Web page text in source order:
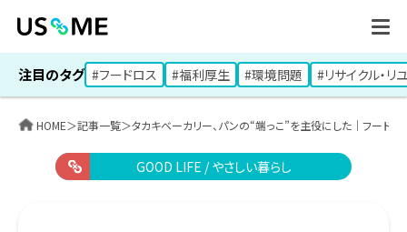
注目のタグ #フードロス #福利厚生 #環境問題 #リサイクル・リ
HOME＞記事一覧＞タカキベーカリー、パンの“端っこ”を主役にした｜フード
GOOD LIFE / やさしい暮らし